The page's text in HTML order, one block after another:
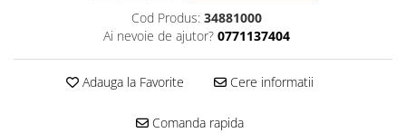
Cod Produs: 34881000
Ai nevoie de ajutor? 0771137404
Adauga la Favorite Cere informatii
Comanda rapida